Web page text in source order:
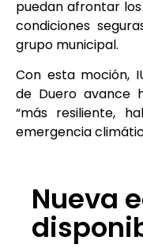
puedan afrontar
condiciones
grupo municipal.
Con esta moción,
de Duero avance
“más resiliente,
emergencia
Nueva